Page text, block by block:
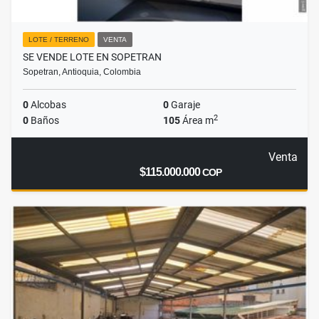
LOTE / TERRENO VENTA
SE VENDE LOTE EN SOPETRAN
Sopetran, Antioquia, Colombia
0Alcobas 0Garaje
0 Baños 105Área m2
Venta
$115.000.000COP